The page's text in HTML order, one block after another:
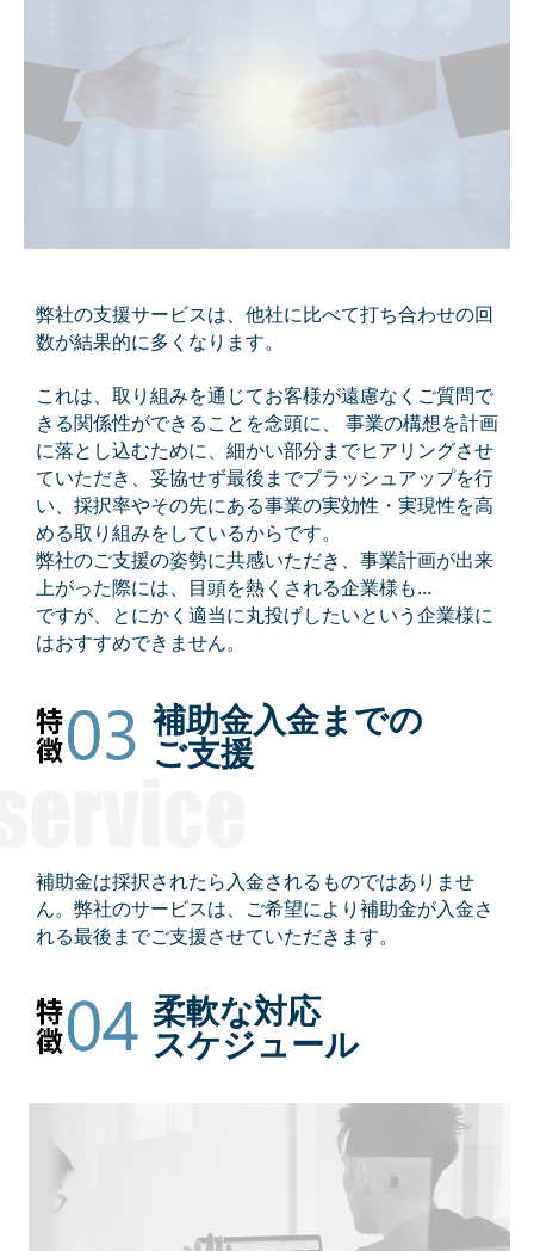
弊社の⽀援サービスは、他社に⽐べて打ち合わせの回
数が結果的に多くなります。
これは、取り組みを通じてお客様が遠慮なくご質問で
きる関係性ができることを念頭に、 事業の構想を計画
に落とし込むために、細かい部分までヒアリングさせ
ていただき、妥協せず最後までブラッシュアップを⾏
い、採択率やその先にある事業の実効性・実現性を高
める取り組みをしているからです。
弊社のご⽀援の姿勢に共感いただき、事業計画が出来
上がった際には、⽬頭を熱くされる企業様も…
ですが、とにかく適当に丸投げしたいという企業様に
はおすすめできません。
補助金入金までの
ご支援
補助金は採択されたら入金されるものではありませ
ん。弊社のサービスは、ご希望により補助金が入金さ
れる最後までご支援させていただきます。
柔軟な対応
スケジュール